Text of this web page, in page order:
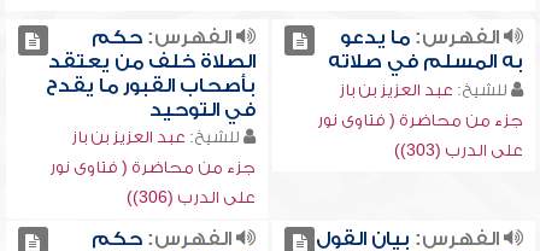
الفهرس:ما يدعو
به المسلم في صلاته
للشيخ: عبد العزيز بن باز
جزء من محاضرة ( فتاوى نور
على الدرب (303))
الفهرس:حكم
الصلاة خلف من يعتقد
بأصحاب القبور ما يقدح
في التوحيد
للشيخ: عبد العزيز بن باز
جزء من محاضرة ( فتاوى نور
على الدرب (306))
الفهرس: بيان القول
الفهرس:حكم